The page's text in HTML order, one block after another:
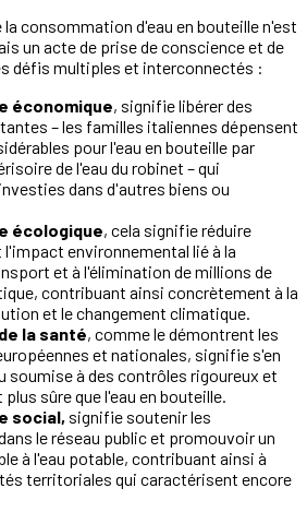
la consommation d'eau en bouteille n'est
un acte de prise de conscience et de
défis multiples et interconnectés :
économique, signifie libérer des
– les familles italiennes dépensent
pour l'eau en bouteille par
de l'eau du robinet – qui
dans d'autres biens ou
écologique, cela signifie réduire
environnemental lié à la
et à l'élimination de millions de
contribuant ainsi concrètement à la
et le changement climatique.
la santé, comme le démontrent les
et nationales, signifie s'en
soumise à des contrôles rigoureux et
sûre que l'eau en bouteille.
social, signifie soutenir les
le réseau public et promouvoir un
à l'eau potable, contribuant ainsi à
territoriales qui caractérisent encore